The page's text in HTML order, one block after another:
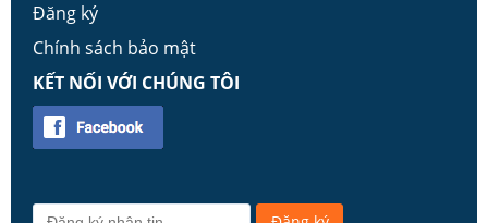
Đăng ký
Chính sách bảo mật
KẾT NỐI VỚI CHÚNG TÔI